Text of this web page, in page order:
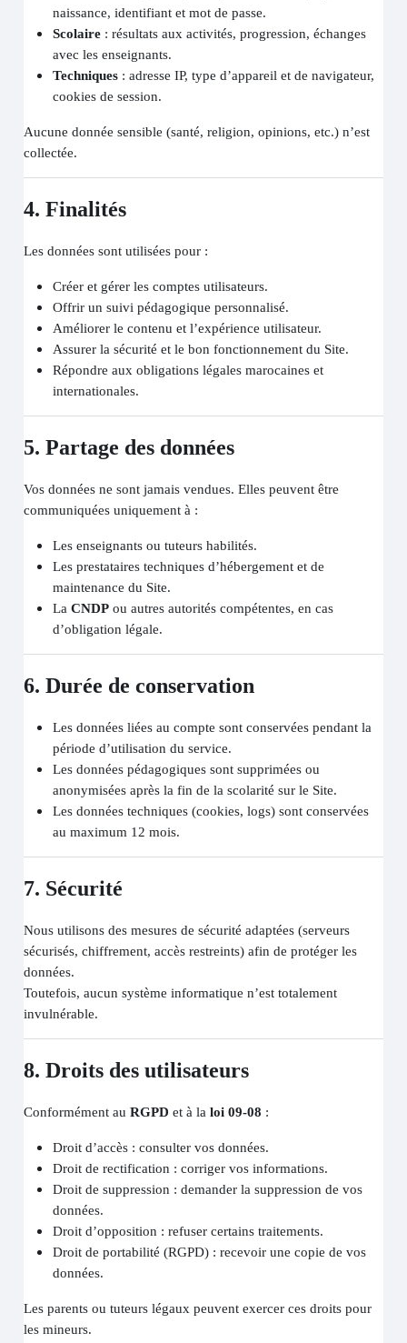
naissance, identifiant et mot de passe.
Scolaire : résultats aux activités, progression, échanges
avec les enseignants.
Techniques : adresse IP, type d’appareil et de navigateur,
cookies de session.
Aucune donnée sensible (santé, religion, opinions, etc.) n’est
collectée.
4. Finalités
Les données sont utilisées pour :
Créer et gérer les comptes utilisateurs.
Offrir un suivi pédagogique personnalisé.
Améliorer le contenu et l’expérience utilisateur.
Assurer la sécurité et le bon fonctionnement du Site.
Répondre aux obligations légales marocaines et
internationales.
5. Partage des données
Vos données ne sont jamais vendues. Elles peuvent être
communiquées uniquement à :
Les enseignants ou tuteurs habilités.
Les prestataires techniques d’hébergement et de
maintenance du Site.
LaCNDP ou autres autorités compétentes, en cas
d’obligation légale.
6. Durée de conservation
Les données liées au compte sont conservées pendant la
période d’utilisation du service.
Les données pédagogiques sont supprimées ou
anonymisées après la fin de la scolarité sur le Site.
Les données techniques (cookies, logs) sont conservées
au maximum 12 mois.
7. Sécurité
Nous utilisons des mesures de sécurité adaptées (serveurs
sécurisés, chiffrement, accès restreints) afin de protéger les
données.
Toutefois, aucun système informatique n’est totalement
invulnérable.
8. Droits des utilisateurs
Conformément auRGPD et à laloi 09-08 :
Droit d’accès : consulter vos données.
Droit de rectification : corriger vos informations.
Droit de suppression : demander la suppression de vos
données.
Droit d’opposition : refuser certains traitements.
Droit de portabilité (RGPD) : recevoir une copie de vos
données.
Les parents ou tuteurs légaux peuvent exercer ces droits pour
les mineurs.